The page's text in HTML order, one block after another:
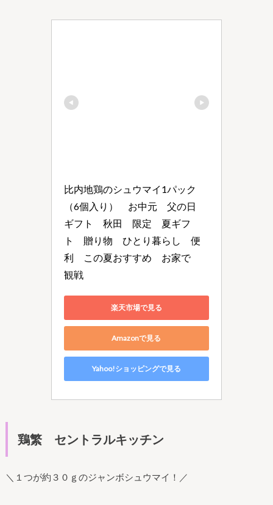
比内地鶏のシュウマイ1パック
（6個入り）　お中元　父の日
ギフト　秋田　限定　夏ギフ
ト　贈り物　ひとり暮らし　便
利　この夏おすすめ　お家で
観戦
楽天市場で見る
Amazonで見る
Yahoo!ショッピングで見る
鶏繁 セントラルキッチン
＼１つが約３０ｇのジャンボシュウマイ！／